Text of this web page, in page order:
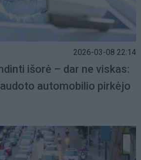
2026-03-08 22:14
išorė – dar ne viskas:
automobilio pirkėjo